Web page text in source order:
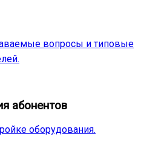
вопросы и типовые
абонентов
оборудования.